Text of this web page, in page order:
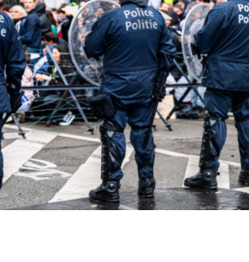
"Contestation du secteur de